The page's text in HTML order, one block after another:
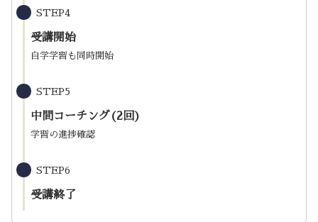
STEP4
受講開始
自学学習も同時開始
STEP5
中間コーチング(2回)
学習の進捗確認
STEP6
受講終了